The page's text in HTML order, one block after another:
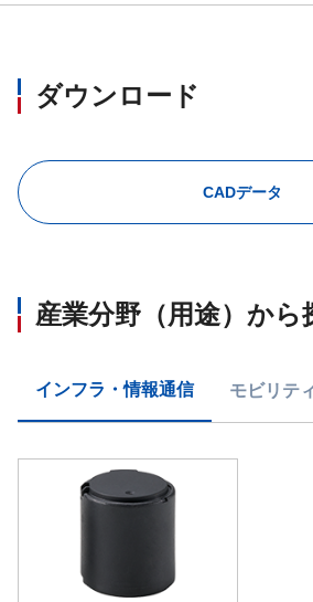
ダウンロード
CADデータ
産業分野（用途）から
インフラ・情報通信 モビリテ